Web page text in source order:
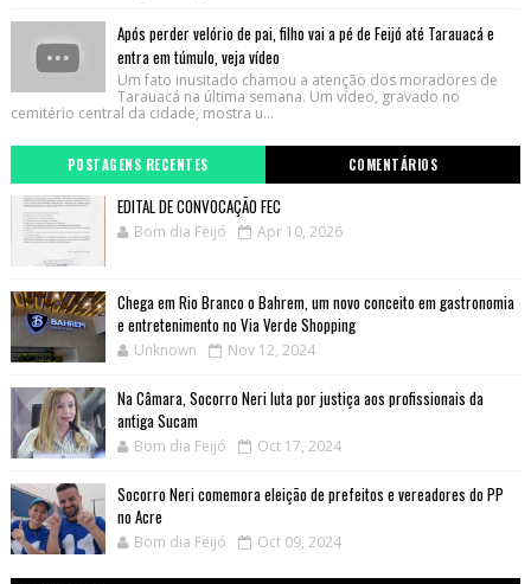
Após perder velório de pai, filho vai a pé de Feijó até Tarauacá e
entra em túmulo, veja vídeo
Um fato inusitado chamou a atenção dos moradores de
Tarauacá na última semana. Um vídeo, gravado no
cemitério central da cidade, mostra u...
POSTAGENS RECENTES COMENTÁRIOS
EDITAL DE CONVOCAÇÃO FEC
Bom dia Feijó Apr 10, 2026
Chega em Rio Branco o Bahrem, um novo conceito em gastronomia
e entretenimento no Via Verde Shopping
Unknown Nov 12, 2024
Na Câmara, Socorro Neri luta por justiça aos profissionais da
antiga Sucam
Bom dia Feijó Oct 17, 2024
Socorro Neri comemora eleição de prefeitos e vereadores do PP
no Acre
Bom dia Feijó Oct 09, 2024